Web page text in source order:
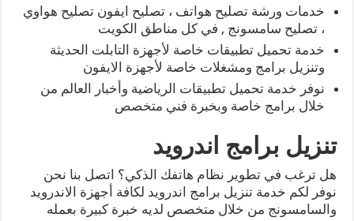
خدمات ورشة تصليح هواتف ، تصليح ايفون تصليح هواوي
، تصليح سامسونج , في كل مناطق الكويت
خدمة تحميل تطبيقات خاصة لأجهزة التابلت الحديثة
وتنزيل برامج ومشغلات خاصة لأجهزة الايفون
نوفر خدمة تحميل تطبيقات الرياضية وأخبار العالم من
خلال برامج خاصة وبخبرة فني متخصص
تنزيل برامج اندرويد
هل ترغب في تطوير نظام هاتفك الذكي؟ اتصل بنا نحن
نوفر لكم خدمة تنزيل برامج اندرويد لكافة أجهزة الاندرويد
والسامسونج من خلال متخصص لديه خبرة كبيرة بعمله